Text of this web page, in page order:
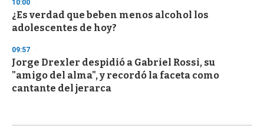
10:00
¿Es verdad que beben menos alcohol los
adolescentes de hoy?
09:57
Jorge Drexler despidió a Gabriel Rossi, su
"amigo del alma", y recordó la faceta como
cantante del jerarca